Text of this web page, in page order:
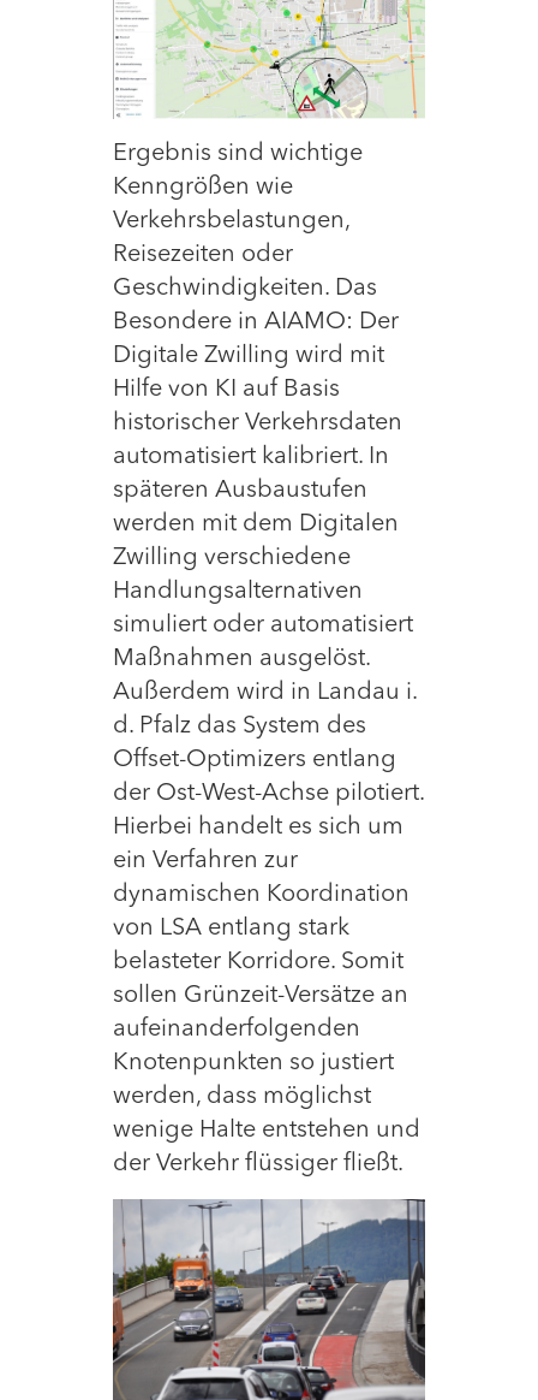
Ergebnis sind wichtige
Kenngrößen wie
Verkehrsbelastungen,
Reisezeiten oder
Geschwindigkeiten. Das
Besondere in AIAMO: Der
Digitale Zwilling wird mit
Hilfe von KI auf Basis
historischer Verkehrsdaten
automatisiert kalibriert. In
späteren Ausbaustufen
werden mit dem Digitalen
Zwilling verschiedene
Handlungsalternativen
simuliert oder automatisiert
Maßnahmen ausgelöst.
Außerdem wird in Landau i.
d. Pfalz das System des
Offset-Optimizers entlang
der Ost-West-Achse pilotiert.
Hierbei handelt es sich um
ein Verfahren zur
dynamischen Koordination
von LSA entlang stark
belasteter Korridore. Somit
sollen Grünzeit-Versätze an
aufeinanderfolgenden
Knotenpunkten so justiert
werden, dass möglichst
wenige Halte entstehen und
der Verkehr flüssiger fließt.